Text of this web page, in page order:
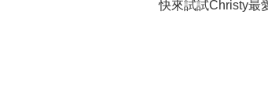
快來試試Christy最